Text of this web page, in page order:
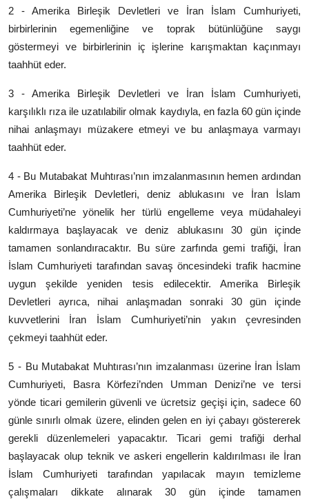
2 - Amerika Birleşik Devletleri ve İran İslam Cumhuriyeti,
birbirlerinin egemenliğine ve toprak bütünlüğüne saygı
göstermeyi ve birbirlerinin iç işlerine karışmaktan kaçınmayı
taahhüt eder.
3 - Amerika Birleşik Devletleri ve İran İslam Cumhuriyeti,
karşılıklı rıza ile uzatılabilir olmak kaydıyla, en fazla 60 gün içinde
nihai anlaşmayı müzakere etmeyi ve bu anlaşmaya varmayı
taahhüt eder.
4 - Bu Mutabakat Muhtırası’nın imzalanmasının hemen ardından
Amerika Birleşik Devletleri, deniz ablukasını ve İran İslam
Cumhuriyeti’ne yönelik her türlü engelleme veya müdahaleyi
kaldırmaya başlayacak ve deniz ablukasını 30 gün içinde
tamamen sonlandıracaktır. Bu süre zarfında gemi trafiği, İran
İslam Cumhuriyeti tarafından savaş öncesindeki trafik hacmine
uygun şekilde yeniden tesis edilecektir. Amerika Birleşik
Devletleri ayrıca, nihai anlaşmadan sonraki 30 gün içinde
kuvvetlerini İran İslam Cumhuriyeti’nin yakın çevresinden
çekmeyi taahhüt eder.
5 - Bu Mutabakat Muhtırası’nın imzalanması üzerine İran İslam
Cumhuriyeti, Basra Körfezi’nden Umman Denizi’ne ve tersi
yönde ticari gemilerin güvenli ve ücretsiz geçişi için, sadece 60
günle sınırlı olmak üzere, elinden gelen en iyi çabayı göstererek
gerekli düzenlemeleri yapacaktır. Ticari gemi trafiği derhal
başlayacak olup teknik ve askeri engellerin kaldırılması ile İran
İslam Cumhuriyeti tarafından yapılacak mayın temizleme
çalışmaları dikkate alınarak 30 gün içinde tamamen